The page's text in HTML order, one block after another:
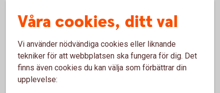
jag handlar med Fitbit Pay?
Vad behöver jag göra om jag blivit av med min
smartklocka?
Våra cookies, ditt val
Vi använder nödvändiga cookies eller liknande
tekniker för att webbplatsen ska fungera för dig. Det
finns även cookies du kan välja som förbättrar din
upplevelse: